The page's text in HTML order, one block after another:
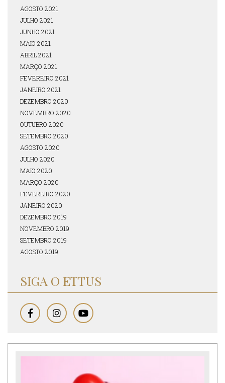
AGOSTO 2021
JULHO 2021
JUNHO 2021
MAIO 2021
ABRIL 2021
MARÇO 2021
FEVEREIRO 2021
JANEIRO 2021
DEZEMBRO 2020
NOVEMBRO 2020
OUTUBRO 2020
SETEMBRO 2020
AGOSTO 2020
JULHO 2020
MAIO 2020
MARÇO 2020
FEVEREIRO 2020
JANEIRO 2020
DEZEMBRO 2019
NOVEMBRO 2019
SETEMBRO 2019
AGOSTO 2019
SIGA O ETTUS